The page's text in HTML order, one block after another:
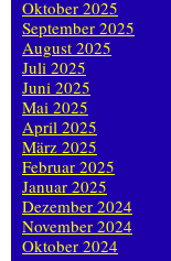
Oktober 2025
September 2025
August 2025
Juli 2025
Juni 2025
Mai 2025
April 2025
März 2025
Februar 2025
Januar 2025
Dezember 2024
November 2024
Oktober 2024